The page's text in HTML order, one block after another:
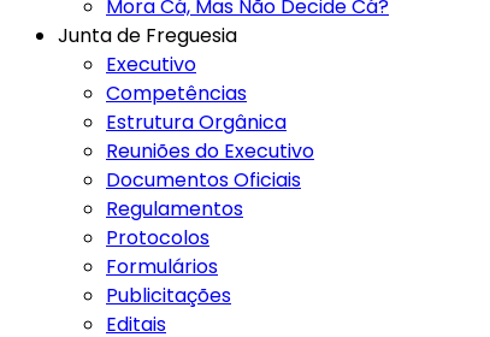
Mora Cá, Mas Não Decide Cá?
Junta de Freguesia
Executivo
Competências
Estrutura Orgânica
Reuniões do Executivo
Documentos Oficiais
Regulamentos
Protocolos
Formulários
Publicitações
Editais